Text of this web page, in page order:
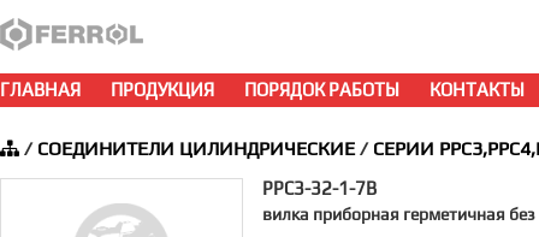
ГЛАВНАЯ ПРОДУКЦИЯ ПОРЯДОК РАБОТЫ КОНТАКТЫ
/ СОЕДИНИТЕЛИ ЦИЛИНДРИЧЕСКИЕ/ СЕРИИ
РРС3-32-1-7В
вилка приборная герметичная